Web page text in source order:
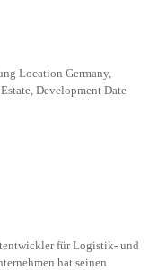
Location Germany,
Development Date
für Logistik- und
hat seinen